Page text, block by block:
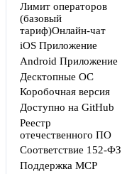
Лимит операторов
(базовый
тариф)Онлайн-чат
iOS Приложение
Android Приложение
Десктопные ОС
Коробочная версия
Доступно на GitHub
Реестр
отечественного ПО
Соответствие 152-ФЗ
Поддержка MCP